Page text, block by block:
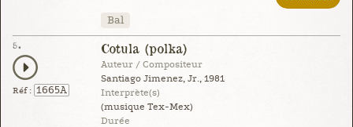
Bal
5.
Réf : 1665A
Cotula (polka)
Auteur / Compositeur
Santiago Jimenez, Jr., 1981
Interprète(s)
(musique Tex-Mex)
Durée